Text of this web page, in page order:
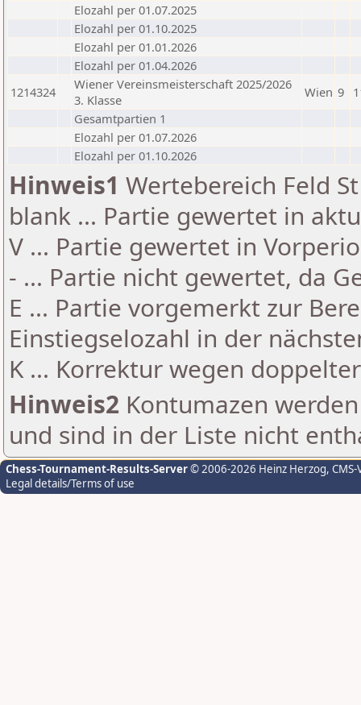
Elozahl per 01.07.2025
Elozahl per 01.10.2025
Elozahl per 01.01.2026
Elozahl per 01.04.2026
1214324
Wiener Vereinsmeisterschaft 2025/2026
3. Klasse
Wien 9
Gesamtpartien 1
Elozahl per 01.07.2026
Elozahl per 01.10.2026
Hinweis1 Wertebereich Feld
blank ... Partie gewertet in
V ... Partie gewertet in
- ... Partie nicht gewertet, da
E ... Partie vorgemerkt zur
Einstiegselozahl in der
K ... Korrektur wegen
Hinweis2 Kontumazen
und sind in der Liste nicht
Chess-Tournament-Results-Server© 2006-2026 Heinz Herzog,
Legal details/Terms of use